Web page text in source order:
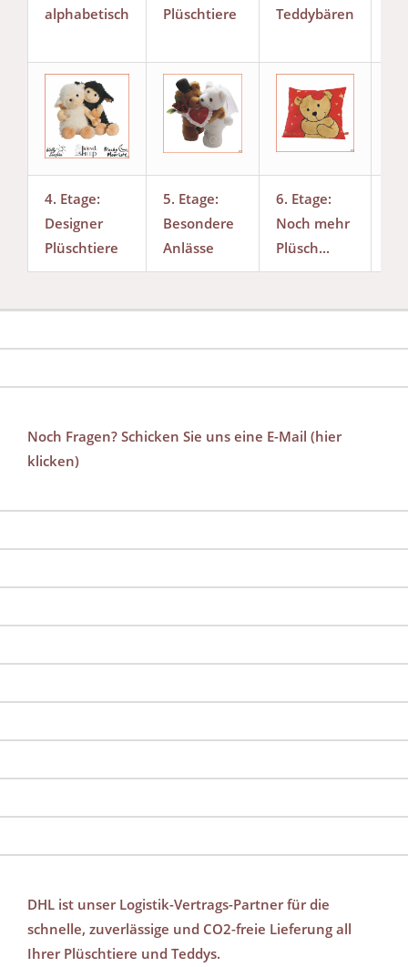
alphabetisch
Plüschtiere
Teddybären
4. Etage:
Designer
Plüschtiere
5. Etage:
Besondere
Anlässe
6. Etage:
Noch mehr
Plüsch...
Noch Fragen? Schicken Sie uns eine E-Mail (hier
klicken)
DHL ist unser Logistik-Vertrags-Partner für die
schnelle, zuverlässige und CO2-freie Lieferung all
Ihrer Plüschtiere und Teddys.